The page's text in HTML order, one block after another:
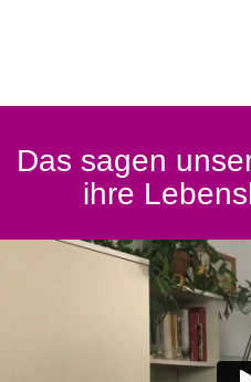
Das sagen
ihre